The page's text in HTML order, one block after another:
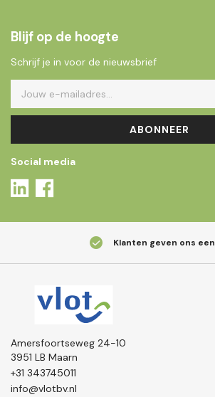
Blijf op de hoogte
Schrijf je in voor de nieuwsbrief
ABONNEER
Social media
Klanten geven ons een
Amersfoortseweg 24-10
3951 LB Maarn
+31 343745011
info@vlotbv.nl